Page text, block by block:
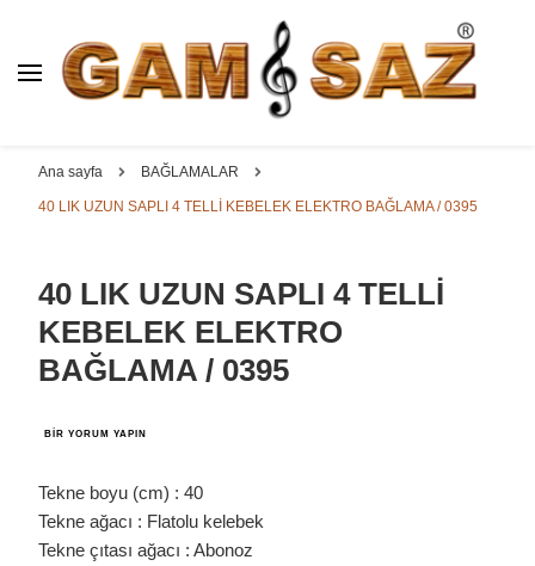
BAĞLAMA İMALAT / SATIŞ
YAPRAK || ELEKTRO ||
ÖZEL BAĞLAMA İMALAT /
Padok, Kompozit, Mat, Divan, Çöğür, Cura, Solak, Dede,
Oyma ve yaprak sazlar, özel imalat bağlamalar
Ana sayfa BAĞLAMALAR
40 LIK UZUN SAPLI 4 TELLİ KEBELEK ELEKTRO BAĞLAMA / 0395
40 LIK UZUN SAPLI 4 TELLİ
KEBELEK ELEKTRO
BAĞLAMA / 0395
40
SAPLI
TELLİ
ELEKTRO
BIR YORUM YAPIN
Tekne boyu (cm) : 40
Tekne ağacı : Flatolu kelebek
Tekne çıtası ağacı : Abonoz